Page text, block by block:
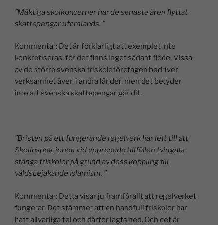
”Mäktiga skolkoncerner har de senaste åren flyttat
skattepengar utomlands. ”
Kommentar: Det är förklarligt att exemplet inte
konkretiseras, för det finns inget sådant flöde. Vissa
av de större svenska friskoleföretagen bedriver
verksamhet även i andra länder, men det betyder
inte att svenska skattepengar går dit.
”Bristen på ett fungerande regelverk har lett till att
Skolinspektionen vid upprepade tillfällen tvingats
stänga friskolor på grund av dess koppling till
våldsbejakande islamism. ”
Kommentar: Detta visar ju framförallt att regelverket
fungerar. Det stämmer att en handfull friskolor har
haft allvarliga fel och därför lagts ned. Och det är